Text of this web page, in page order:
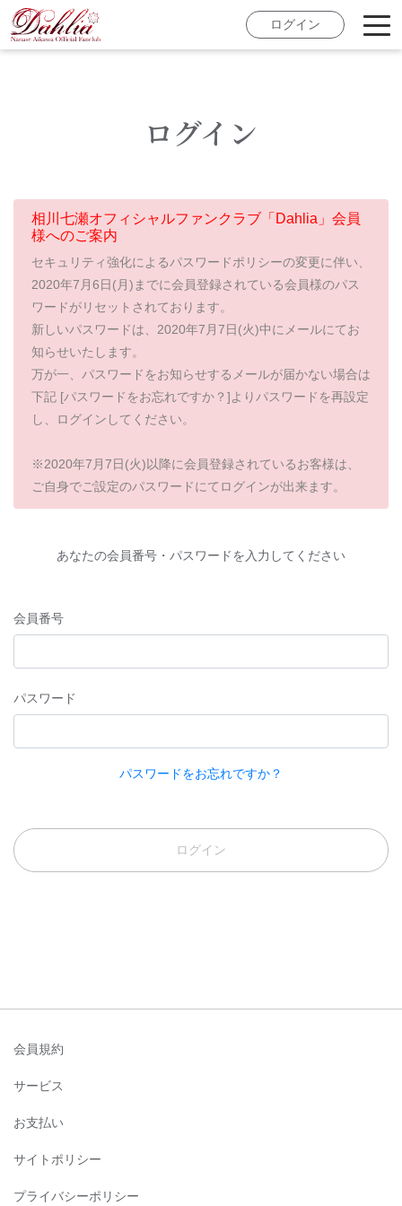
ログイン
ログイン
相川七瀬オフィシャルファンクラブ「Dahlia」会員
様へのご案内
セキュリティ強化によるパスワードポリシーの変更に伴い、
2020年7月6日(月)までに会員登録されている会員様のパス
ワードがリセットされております。
新しいパスワードは、2020年7月7日(火)中にメールにてお
知らせいたします。
万が一、パスワードをお知らせするメールが届かない場合は
下記 [パスワードをお忘れですか？]よりパスワードを再設定
し、ログインしてください。
※2020年7月7日(火)以降に会員登録されているお客様は、
ご自身でご設定のパスワードにてログインが出来ます。
あなたの会員番号・パスワードを入力してください
会員番号
パスワード
パスワードをお忘れですか？
ログイン
会員規約
サービス
お支払い
サイトポリシー
プライバシーポリシー